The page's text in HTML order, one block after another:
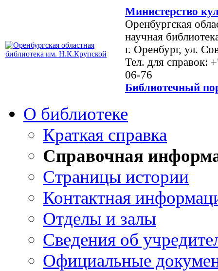
Министерство
Оренбургская
научная
г. Оренбург, ул.
Тел. для справок:
06-76
Библиотечный
О библиотеке
Краткая справка
Справочная
Страницы истории
Контактная
Отделы и залы
Сведения об
Официальные